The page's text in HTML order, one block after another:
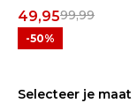
99,99
49,95
-50%
Selecteer je maat